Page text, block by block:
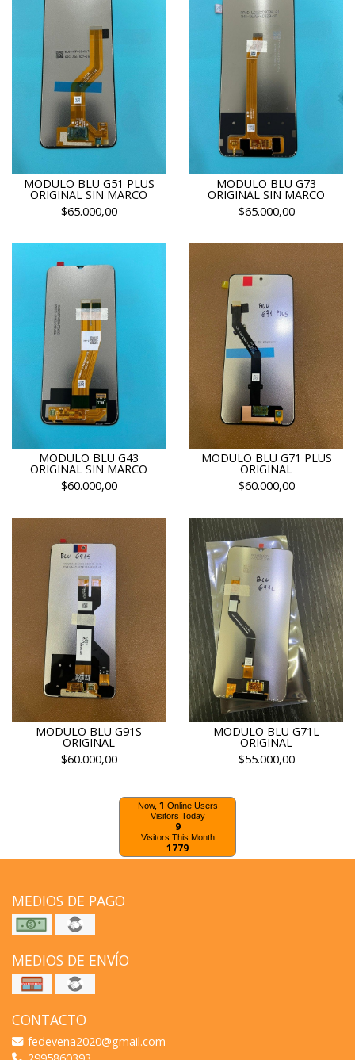
MODULO BLU G51 PLUS
ORIGINAL SIN MARCO
$65.000,00
MODULO BLU G73
ORIGINAL SIN MARCO
$65.000,00
MODULO BLU G43
ORIGINAL SIN MARCO
$60.000,00
MODULO BLU G71 PLUS
ORIGINAL
$60.000,00
MODULO BLU G91S
ORIGINAL
$60.000,00
MODULO BLU G71L
ORIGINAL
$55.000,00
Now, 1 Online Users
Visitors Today
9
Visitors This Month
1779
MEDIOS DE PAGO
MEDIOS DE ENVÍO
CONTACTO
fedevena2020@gmail.com